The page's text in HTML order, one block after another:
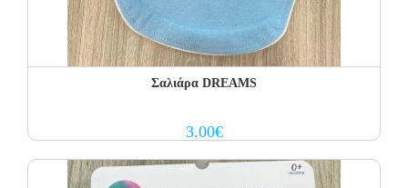
Σαλιάρα DREAMS
3.00€